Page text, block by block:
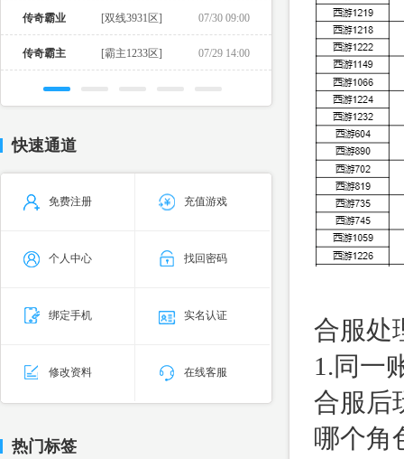
传奇霸业 [双线3931区] 07/30 09:00
传奇霸主 [霸主1233区] 07/29 14:00
快速通道
免费注册 充值游戏
个人中心 找回密码
绑定手机 实名认证
修改资料 在线客服
热门标签
合服处
1.同一
合服后
哪个角